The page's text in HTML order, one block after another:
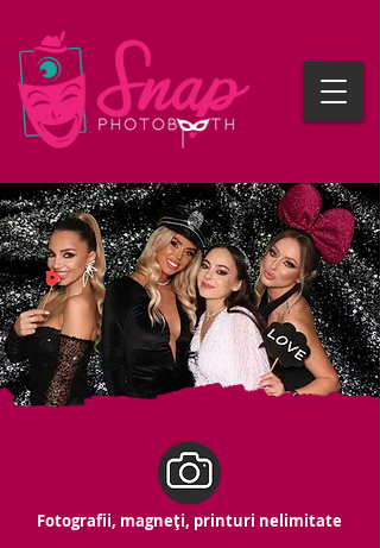
Fotografii, magneți, printuri nelimitate